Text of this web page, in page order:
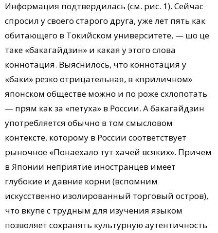
Информация подтвердилась (см. рис. 1). Сейчас
спросил у своего старого друга, уже лет пять как
обитающего в Токийском университете, — шо це
таке «бакагайдзин» и какая у этого слова
коннотация. Выяснилось, что коннотация у
«баки» резко отрицательная, в «приличном»
японском обществе можно и по роже схлопотать
— прям как за «петуха» в России. А бакагайдзин
употребляется обычно в том смысловом
контексте, которому в России соответствует
рыночное «Понаехало тут хачей всяких». Причем
в Японии неприятие иностранцев имеет
глубокие и давние корни (вспомним
искусственно изолированный торговый остров),
что вкупе с трудным для изучения языком
позволяет сохранять культурную аутентичность